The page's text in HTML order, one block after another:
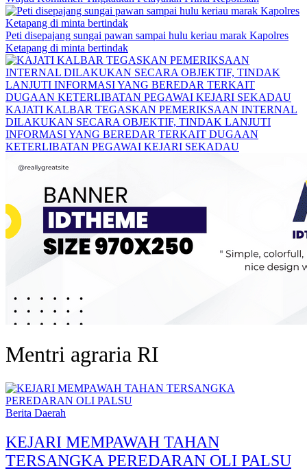
Peti disepajang sungai pawan sampai hulu keriau marak Kapolres
Ketapang di minta bertindak
KAJATI KALBAR TEGASKAN PEMERIKSAAN INTERNAL
DILAKUKAN SECARA OBJEKTIF, TINDAK LANJUTI
INFORMASI YANG BEREDAR TERKAIT DUGAAN
KETERLIBATAN PEGAWAI KEJARI SEKADAU
Mentri agraria RI
Berita Daerah
KEJARI MEMPAWAH TAHAN
TERSANGKA PEREDARAN OLI PALSU